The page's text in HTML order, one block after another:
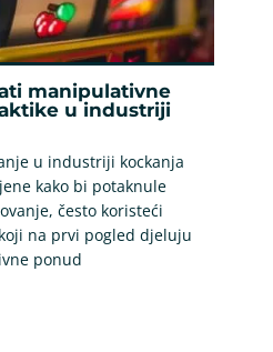
manipulativne
u industriji
u industriji kockanja
kako bi potaknule
često koristeći
na prvi pogled djeluju
ponud